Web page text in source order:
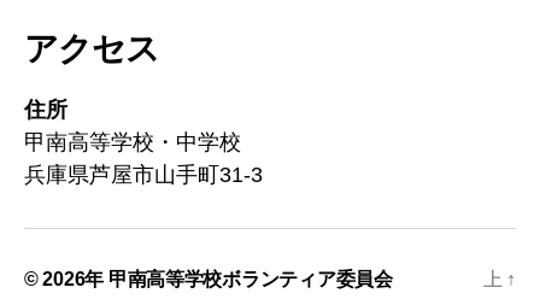
アクセス
住所
甲南高等学校・中学校
兵庫県芦屋市山手町31-3
© 2026年 甲南高等学校ボランティア委員会 上 ↑